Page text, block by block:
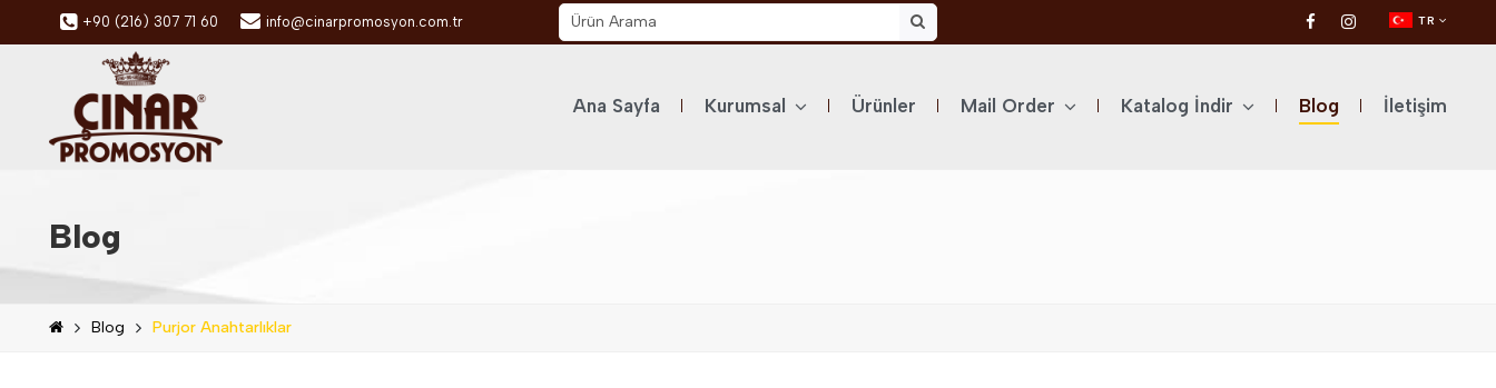
+90 (216) 307 71 60 info@cinarpromosyon.com.tr TR
Ana Sayfa Kurumsal Ürünler Mail Order Katalog İndir Blog İletişim
Blog
Blog Purjor Anahtarlıklar